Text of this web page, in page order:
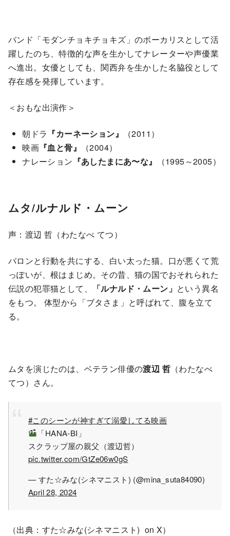
バンド「モダンチョキチョキズ」のボーカリスとして活
躍したのち、特徴的な声を生かしてナレーターや声優業
へ進出。女優としても、関西弁を生かした名脇役として
存在感を発揮しています。
＜おもな出演作＞
朝ドラ 『カーネーション』
（2011）
映画 『血と骨』
（2004）
ナレーション 『あしたまにあ〜な』 （1995～2005）
ムタ/ルナルド・ムーン
声：渡辺 哲（わたなべ てつ）
バロンと行動を共にする、白い太った猫。口が悪くて荒
っぽいが、根はまじめ。その昔、猫の国でおそれられた
伝説の犯罪猫として、
「ルナルド・ムーン」 という異名
をもつ。 体型から「ブタさま」と呼ばれて、腹を立て
る。
ムタを演じたのは、ベテラン俳優の渡辺 哲 （わたなべ
てつ）さん。
#このシーンが神すぎて溺愛してる映画
「HANA-BI」
スクラップ屋の親父（渡辺哲）
pic.twitter.com/GtZe06w0gS
— すた☆みな(シネマニスト) (@mina_suta84090)
April 28, 2024
（出典：すた☆みな(シネマニスト) on X）